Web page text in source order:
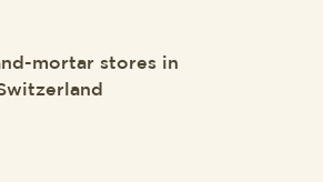
mortar stores in